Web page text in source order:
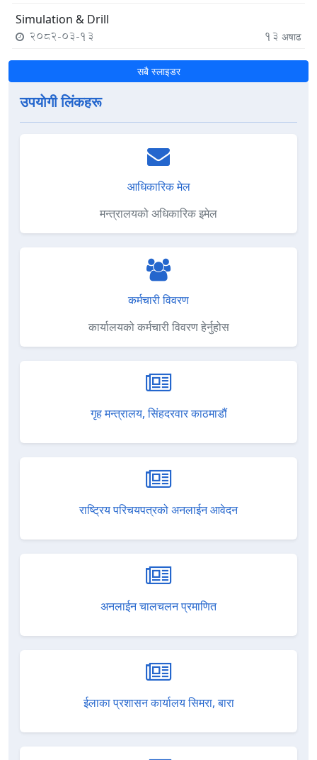
Simulation & Drill
2082-03-13 13 अषाढ
सबै स्लाइडर
उपयाेगी लिंकहरू
आधिकारिक मेल
मन्त्रालयको अधिकारिक इमेल
कर्मचारी विवरण
कार्यालयको कर्मचारी विवरण हेर्नुहोस
गृह मन्त्रालय, सिंहदरवार काठमाडौं
राष्ट्रिय परिचयपत्रको अनलाईन आवेदन
अनलाईन चालचलन प्रमाणित
ईलाका प्रशासन कार्यालय सिमरा, बारा